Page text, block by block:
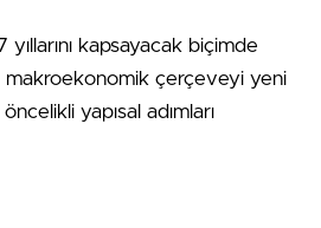
kapsayacak biçimde
makroekonomik çerçeveyi yeni
yapısal adımları